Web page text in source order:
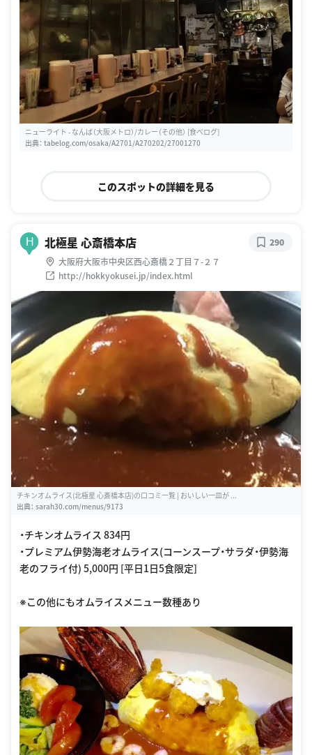
ニューライト - なんば（大阪メトロ）/カレー（その他） [食べログ]
出典： tabelog.com/osaka/A2701/A270202/27001270
このスポットの詳細を見る
H 北極星 心斎橋本店
大阪府大阪市中央区西心斎橋２丁目７-２７
http://hokkyokusei.jp/index.html
290
チキンオムライス(北極星 心斎橋本店)の口コミ一覧 | おいしい一皿が ...
出典： sarah30.com/menus/9173
・チキンオムライス 834円
・プレミアム伊勢海老オムライス(コーンスープ・サラダ・伊勢海
老のフライ付) 5,000円 [平日1日5食限定]
※この他にもオムライスメニュー数種あり